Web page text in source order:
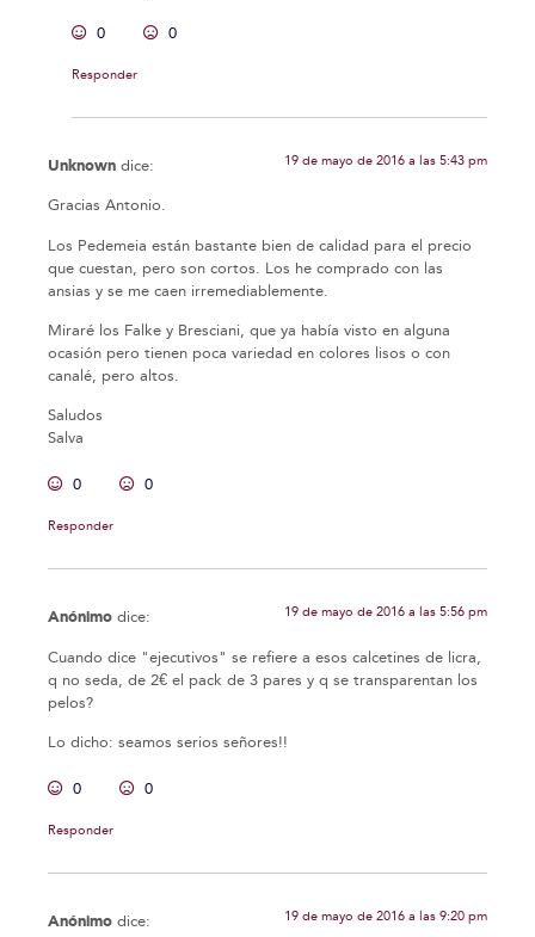
0 0
Responder
Unknown dice: 19 de mayo de 2016 a las 5:43 pm
Gracias Antonio.
Los Pedemeia están bastante bien de calidad para el precio
que cuestan, pero son cortos. Los he comprado con las
ansias y se me caen irremediablemente.
Miraré los Falke y Bresciani, que ya había visto en alguna
ocasión pero tienen poca variedad en colores lisos o con
canalé, pero altos.
Saludos
Salva
0 0
Responder
Anónimo dice: 19 de mayo de 2016 a las 5:56 pm
Cuando dice "ejecutivos" se refiere a esos calcetines de licra,
q no seda, de 2€ el pack de 3 pares y q se transparentan los
pelos?
Lo dicho: seamos serios señores!!
0 0
Responder
Anónimo dice: 19 de mayo de 2016 a las 9:20 pm